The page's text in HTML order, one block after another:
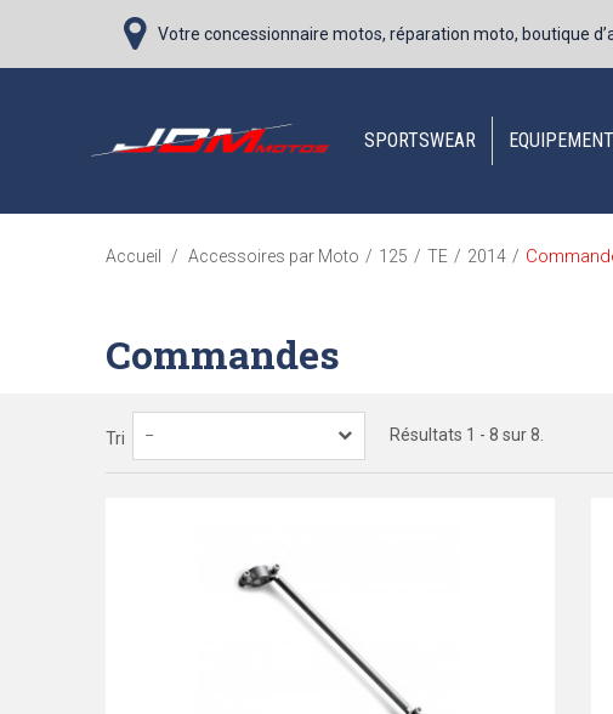
Votre concessionnaire motos, réparation moto, boutique
SPORTSWEAR
Accueil / Accessoires par Moto / 125 / TE / 2014 /
Commandes
Tri -- Résultats 1 - 8 sur 8.